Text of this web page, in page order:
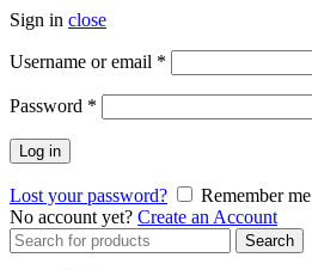
Sign in close
Username or email *
Password *
Log in
Lost your password?
Remember me
No account yet? Create an Account
Search
for:
Search